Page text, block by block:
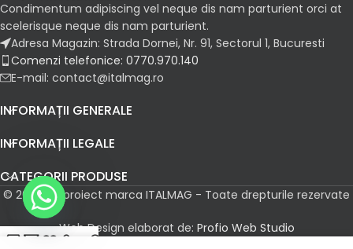
Condimentum adipiscing vel neque dis nam parturient orci at
scelerisque neque dis nam parturient.
Adresa Magazin: Strada Dornei, Nr. 91, Sectorul 1, Bucuresti
Comenzi telefonice: 0770.970.140
E-mail: contact@italmag.ro
INFORMAȚII GENERALE
INFORMAȚII LEGALE
CATEGORII PRODUSE
© 2026 Un proiect marca ITALMAG - Toate drepturile rezervate
Web Design elaborat de: Profio Web Studio